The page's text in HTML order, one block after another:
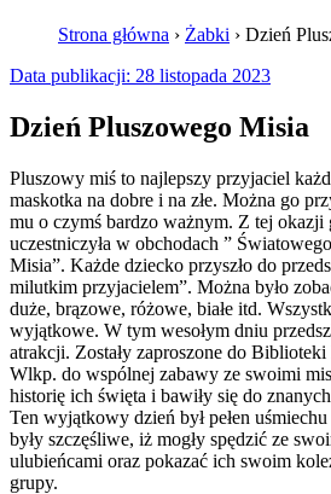
Strona główna › Żabki › Dzień
Data publikacji: 28 listopada 2023
Dzień Pluszowego Misia
Pluszowy miś to najlepszy przyjaciel
maskotka na dobre i na złe. Można go
mu o czymś bardzo ważnym. Z tej okazji
uczestniczyła w obchodach ”
Misia”. Każde dziecko przyszło do
milutkim przyjacielem”. Można było
duże, brązowe, różowe, białe itd.
wyjątkowe. W tym wesołym dniu
atrakcji. Zostały zaproszone do
Wlkp. do wspólnej zabawy ze swoimi
historię ich święta i bawiły się do
Ten wyjątkowy dzień był pełen
były szczęśliwe, iż mogły spędzić ze
ulubieńcami oraz pokazać ich swoim
grupy.